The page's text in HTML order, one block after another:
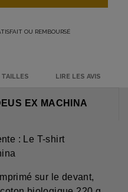
OU REMBOURSÉ
TAILLES LIRE LES AVIS
EX MACHINA
: Le T-shirt
sur le devant,